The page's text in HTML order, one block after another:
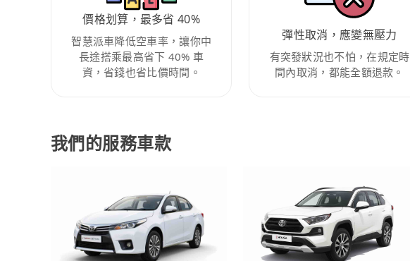
價格划算，最多省 40%
智慧派車降低空車率，讓你中
長途搭乘最高省下 40% 車
資，省錢也省比價時間。
彈性取消，應變無壓力
有突發狀況也不怕，在規定時
間內取消，都能全額退款。
我們的服務車款